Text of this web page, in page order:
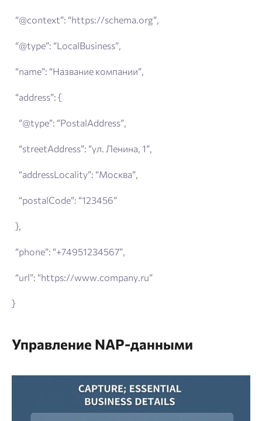
“@context”: “https://schema.org”,
“@type”: “LocalBusiness”,
“name”: “Название компании”,
“address”: {
“@type”: “PostalAddress”,
“streetAddress”: “ул. Ленина, 1”,
“addressLocality”: “Москва”,
“postalCode”: “123456”
},
“phone”: “+74951234567”,
“url”: “https://www.company.ru”
}
Управление NAP-данными